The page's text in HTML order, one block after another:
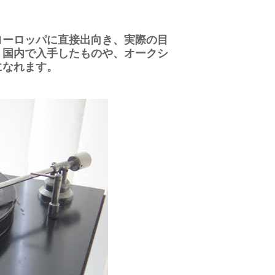
ロッパに直接出向き、実際の目
内で入手したものや、オークシ
れます。